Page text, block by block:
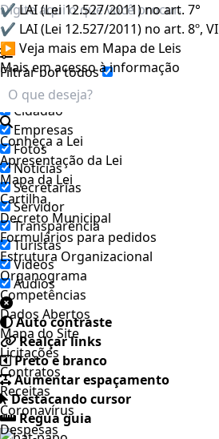
Filtrar por todos
Acesso à Informação
Cidadão
Empresas
Fotos
Notícias
Secretarias
Servidor
Transparência
Turistas
Videos
Áudios
Auto contraste
Realçar links
Preto e branco
Aumentar espaçamento
Destacando cursor
Regua guia
✔ LAI (Lei 12.527/2011) no art. 7°
✔ LAI (Lei 12.527/2011) no art. 8º, VI
▶ Veja mais em Mapa de Leis
Mais em acesso à informação
Conheça a Lei
Apresentação da Lei
Mapa da Lei
Cartilha
Decreto Municipal
Formulários para pedidos
Estrutura Organizacional
Organograma
Competências
Dados Abertos
Mapa do Site
Licitações
Contratos
Receitas
Coronavírus
Despesas